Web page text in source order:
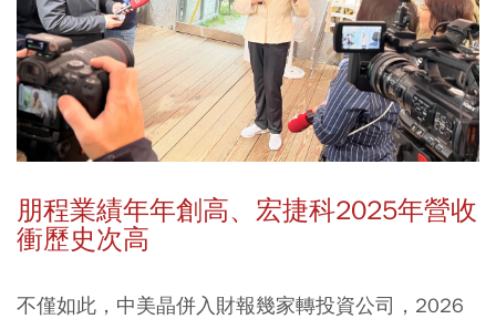
朋程業績年年創高、宏捷科2025年營收
衝歷史次高
不僅如此，中美晶併入財報幾家轉投資公司，2026